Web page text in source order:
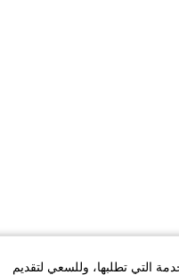
التي تطلبها، وللسعي لتقديم